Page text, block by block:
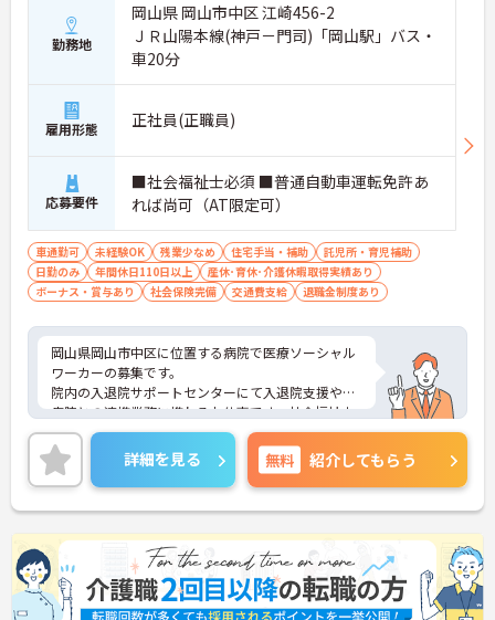
勤務地
岡山県 岡山市中区 江崎456-2
ＪＲ山陽本線(神戸－門司)「岡山駅」バス・
車20分
雇用形態 正社員(正職員)
応募要件
■社会福祉士必須 ■普通自動車運転免許あ
れば尚可（AT限定可）
車通勤可 未経験OK 残業少なめ 住宅手当・補助
託児所・育児補助
日勤のみ
年間休日110日以上
産休･育休･介護休暇取得実績あり
ボーナス・賞与あり
社会保険完備 交通費支給 退職金制度あり
岡山県岡山市中区に位置する病院で医療ソーシャル
ワーカーの募集です。
院内の入退院サポートセンターにて入退院支援や他
病院との連携業務に携わるお仕事です。社会福祉士
資格を活かしながら、未経験の方も丁寧な指導のも
とでスタートできます。時間外労働がなく、年間休
日115日を確保しているため、ワークライフバラン
スを大切にした働き方が可能です。託児施設や子育
て支援制度も整っており、長く安定して勤務しやす
い環境です。ご興味のある方には、面接対策ポイン
トなどさらに詳細をお話いたしますので、お気軽に
ご相談ください。
詳細を見る 無料 紹介してもらう